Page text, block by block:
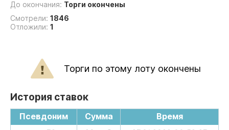
До окончания: Торги окончены
Смотрели: 1846
Отложили: 1
Торги по этому лоту окончены
История ставок
Псевдоним Сумма
Время